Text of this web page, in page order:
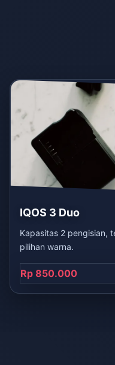
IQOS 3 Duo
Kapasitas 2 pengisian,
pilihan warna.
Rp 850.000